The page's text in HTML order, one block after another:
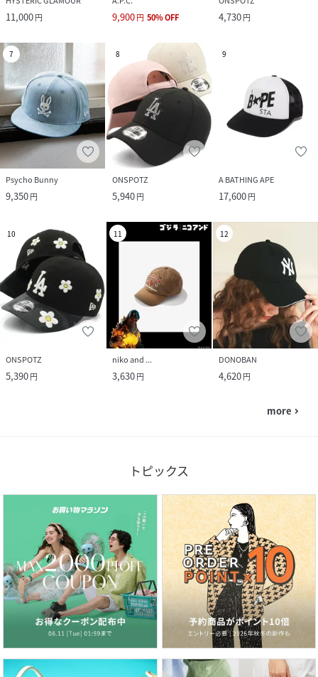
11,000円 9,900円 50%OFF 4,730円
7
Psycho Bunny
9,350円
8
ONSPOTZ
5,940円
9
A BATHING APE
17,600円
10
ONSPOTZ
5,390円
11
niko and ...
3,630円
12
DONOBAN
4,620円
more navigate_next
トピックス